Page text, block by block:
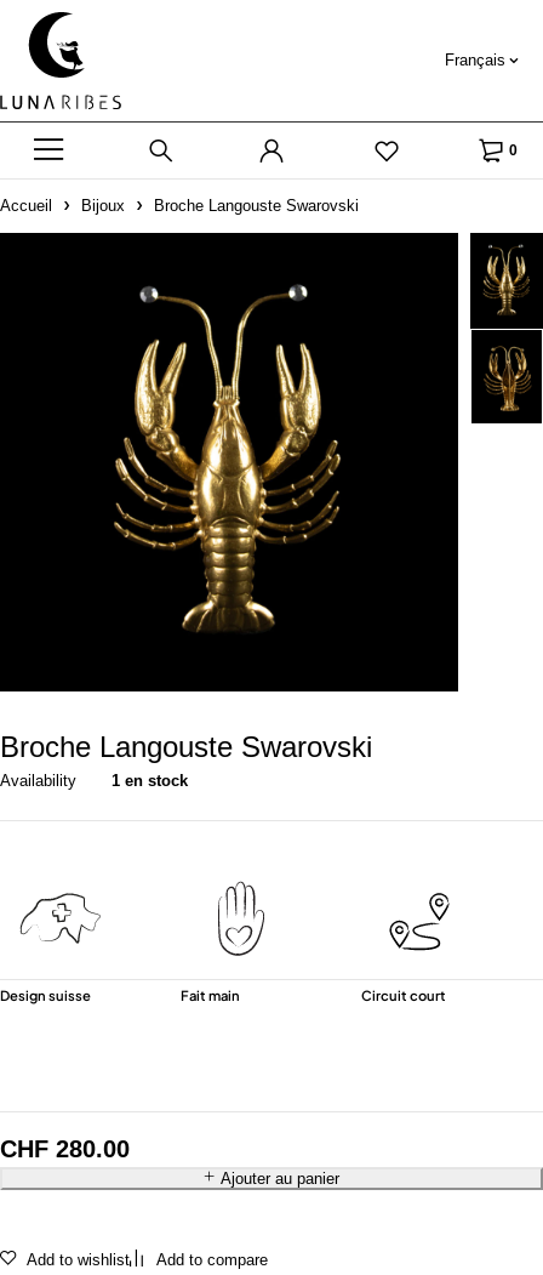
Français
0
Accueil Bijoux Broche Langouste Swarovski
Broche Langouste Swarovski
Availability 1 en stock
Design suisse Fait main Circuit court
CHF 280.00
Ajouter au panier
Add to wishlist Add to compare